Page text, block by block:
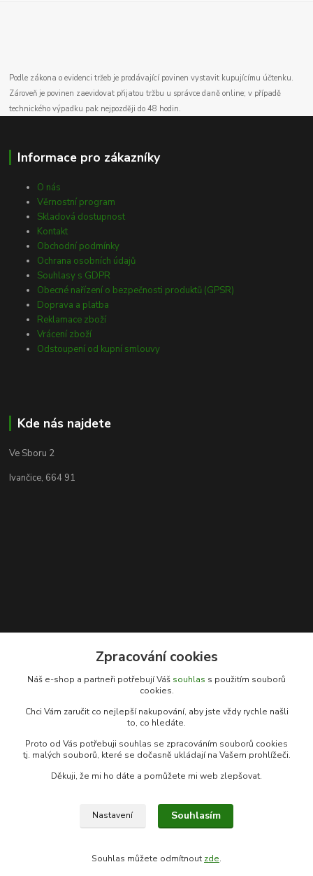
Podle zákona o evidenci tržeb je prodávající povinen vystavit kupujícímu účtenku.
Zároveň je povinen zaevidovat přijatou tržbu u správce daně online; v případě
technického výpadku pak nejpozději do 48 hodin.
Informace pro zákazníky
O nás
Věrnostní program
Skladová dostupnost
Kontakt
Obchodní podmínky
Ochrana osobních údajů
Souhlasy s GDPR
Obecné nařízení o bezpečnosti produktů (GPSR)
Doprava a platba
Reklamace zboží
Vrácení zboží
Odstoupení od kupní smlouvy
Kde nás najdete
Ve Sboru 2
Ivančice, 664 91
Kontakty
+420 778 039 055
(Po-Pá, 9-17 hod.)
info@rybarsky-sen.cz
© Copyright 2026 Rybářský sen
Zpracování cookies
Náš e-shop a partneři potřebují Váš souhlas s použitím souborů
cookies.
Chci Vám zaručit co nejlepší nakupování, aby jste vždy rychle našli
to, co hledáte.
Proto od Vás potřebuji souhlas se zpracováním souborů cookies
tj. malých souborů, které se dočasně ukládají na Vašem prohlížeči.
Děkuji, že mi ho dáte a pomůžete mi web zlepšovat.
Nastavení Souhlasím
Souhlas můžete odmítnout zde.